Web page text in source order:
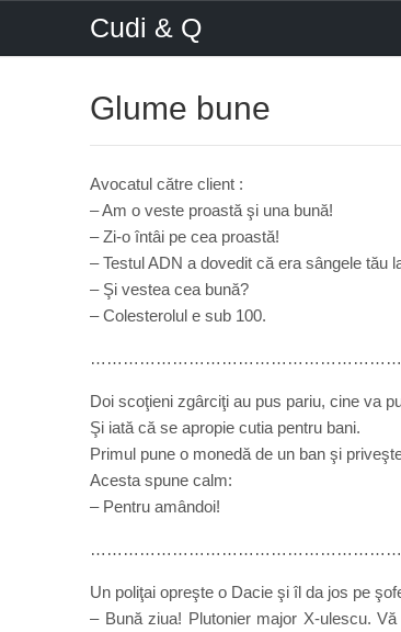
Cudi & Q
Glume bune
Avocatul către client :
– Am o veste proastă şi una bună!
– Zi-o întâi pe cea proastă!
– Testul ADN a dovedit că era sângele tău
– Şi vestea cea bună?
– Colesterolul e sub 100.
Doi scoţieni zgârciţi au pus pariu, cine va
Şi iată că se apropie cutia pentru bani.
Primul pune o monedă de un ban şi
Acesta spune calm:
– Pentru amândoi!
Un poliţai opreşte o Dacie şi îl da jos pe
– Bună ziua! Plutonier major X-ulescu.